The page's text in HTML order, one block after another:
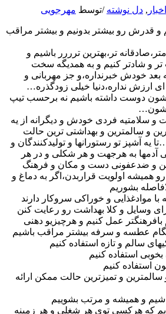
اخبار , دل نوشته /توسط مهرجویی
و قدرش رو بیشتر بدونیم و بیشتر مراقب
تر،بهترین ترررر باشیم و
و شادتر کنیم و به همدیگه سخت
خودش خبرنداره،و جز مهربانی و
ارزش نداره،دنیا خیلی زودگذره…
دوست داشته باشیم نه برحسب تیپ
سلامتیه فردی خودش و دیگرانه از یه
و سالمترین و بهداشتی ترین حالت
یه آشپز تو رستورانها و تولیدکنندگان و
آدمها به هرجهت و هر شکلی و در هر
و ضدعفونی دست و مکان و فرهنگ
همیشه اولویت قراربدن،اگر به دماغ و
بشوریم
با موادغذایی و خوراکی سروکار دارند
وسایل و کلا بهداشت رو رعایت کنن
عمل کنیم و هرچیزیو دهنی
عطسه و سرفه بیشتر مراقب باشیم
سالم و تازه استفاده کنیم
استفاده کنیم
استفاده کنیم
و تمیزترین حالت ممکن ارائه
و همیشه و مرتب بشوییم
که هرکسی توی هر شغلی و هر زمینه